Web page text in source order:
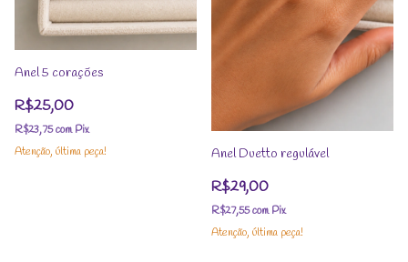
Anel 5 corações
R$25,00
R$23,75com Pix
Atenção, última peça!
Anel Duetto regulável
R$29,00
R$27,55com Pix
Atenção, última peça!